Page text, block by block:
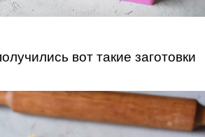
вот такие заготовки